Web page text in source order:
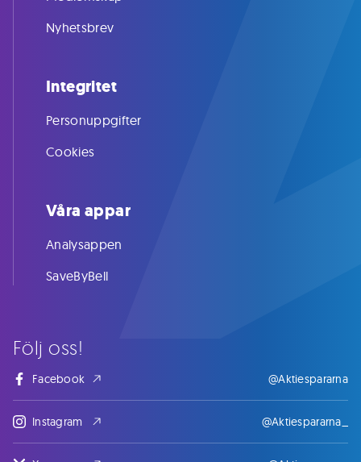
Följ oss!
Facebook @Aktiespararna
Instagram @Aktiespararna_
Nyhetsbrev
Integritet
Personuppgifter
Cookies
Våra appar
Analysappen
SaveByBell